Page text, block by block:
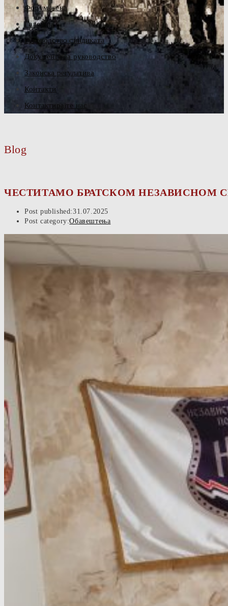
Форум жена
Галерија
Руководство синдиката
Документа за руководство
Законска регулатива
Контакти
Контактирајте нас
Blog
ЧЕСТИТАМО БРАТСКОМ НЕЗАВИСНОМ
Post published:31.07.2025
Post category:Обавештења